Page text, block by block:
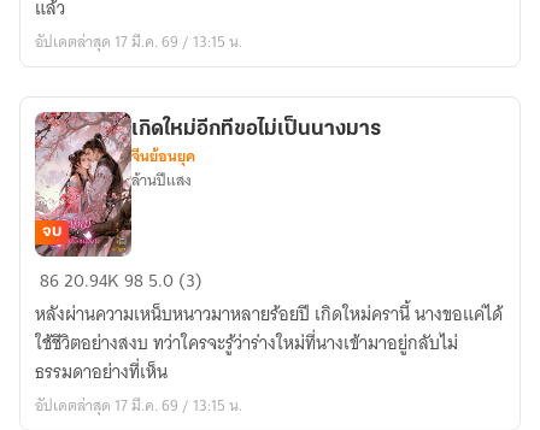
(
มี
book
)
แล้ว
อัปเดตล่าสุด 17 มี.ค. 69 / 13:15 น.
เกิด
ใหม่
อีก
ที
ขอ
ไม่
จบ
เกิดใหม่อีกทีขอไม่เป็นนางมาร
จีนย้อนยุค
ล้านปีแสง
8620.94K985.0 (3)
หลังผ่านความเหน็บหนาวมาหลายร้อยปี เกิดใหม่ครานี้ นางขอแค่ได้
ใช้ชีวิตอย่างสงบ ทว่าใครจะรู้ว่าร่างใหม่ที่นางเข้ามาอยู่กลับไม่
ธรรมดาอย่างที่เห็น
อัปเดตล่าสุด 17 มี.ค. 69 / 13:15 น.